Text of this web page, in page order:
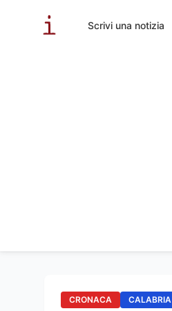
Scrivi una notizia
CRONACA CALABRIA